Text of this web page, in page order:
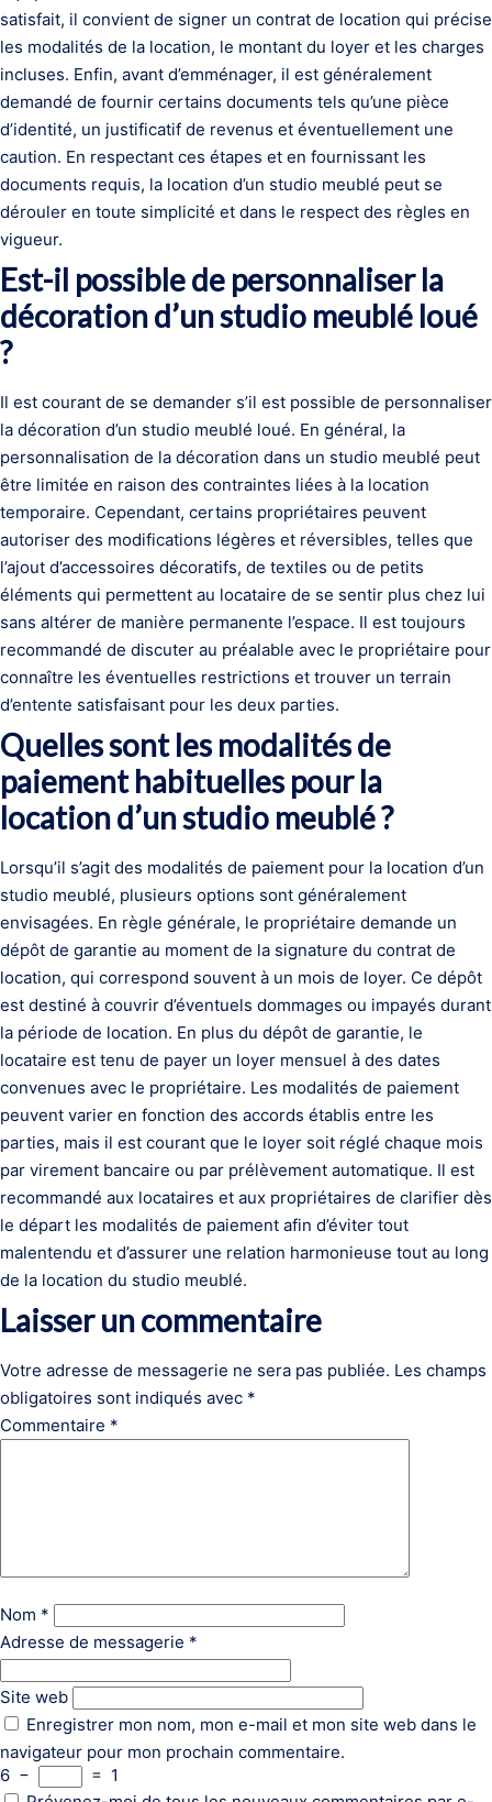
satisfait, il convient de signer un contrat de location qui précise
les modalités de la location, le montant du loyer et les charges
incluses. Enfin, avant d’emménager, il est généralement
demandé de fournir certains documents tels qu’une pièce
d’identité, un justificatif de revenus et éventuellement une
caution. En respectant ces étapes et en fournissant les
documents requis, la location d’un studio meublé peut se
dérouler en toute simplicité et dans le respect des règles en
vigueur.
Est-il possible de personnaliser la
décoration d’un studio meublé loué
?
Il est courant de se demander s’il est possible de personnaliser
la décoration d’un studio meublé loué. En général, la
personnalisation de la décoration dans un studio meublé peut
être limitée en raison des contraintes liées à la location
temporaire. Cependant, certains propriétaires peuvent
autoriser des modifications légères et réversibles, telles que
l’ajout d’accessoires décoratifs, de textiles ou de petits
éléments qui permettent au locataire de se sentir plus chez lui
sans altérer de manière permanente l’espace. Il est toujours
recommandé de discuter au préalable avec le propriétaire pour
connaître les éventuelles restrictions et trouver un terrain
d’entente satisfaisant pour les deux parties.
Quelles sont les modalités de
paiement habituelles pour la
location d’un studio meublé ?
Lorsqu’il s’agit des modalités de paiement pour la location d’un
studio meublé, plusieurs options sont généralement
envisagées. En règle générale, le propriétaire demande un
dépôt de garantie au moment de la signature du contrat de
location, qui correspond souvent à un mois de loyer. Ce dépôt
est destiné à couvrir d’éventuels dommages ou impayés durant
la période de location. En plus du dépôt de garantie, le
locataire est tenu de payer un loyer mensuel à des dates
convenues avec le propriétaire. Les modalités de paiement
peuvent varier en fonction des accords établis entre les
parties, mais il est courant que le loyer soit réglé chaque mois
par virement bancaire ou par prélèvement automatique. Il est
recommandé aux locataires et aux propriétaires de clarifier dès
le départ les modalités de paiement afin d’éviter tout
malentendu et d’assurer une relation harmonieuse tout au long
de la location du studio meublé.
Laisser un commentaire
Votre adresse de messagerie ne sera pas publiée. Les champs
obligatoires sont indiqués avec *
Commentaire *
Nom *
Adresse de messagerie *
Site web
Enregistrer mon nom, mon e-mail et mon site web dans le
navigateur pour mon prochain commentaire.
6 − = 1